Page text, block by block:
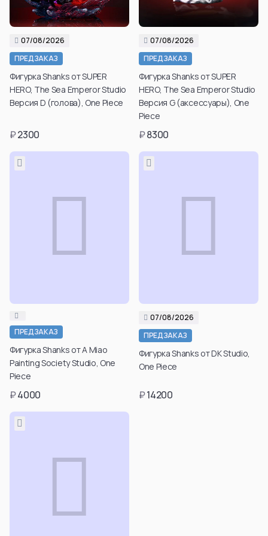
Aura
Himmel
Yubel
Fern / Фрирен
Friren
Marcille Donato
Смотреть все
Hyskoa / Хисока
Hisoka Morou
Alluka Zoldyck
Isaac Netero
Смотреть все
07/08/2026
ПРЕДЗАКАЗ
Фигурка Shanks от SUPER
HERO, The Sea Emperor Studio
Версия D (голова), One Piece
₽2300
07/08/2026
ПРЕДЗАКАЗ
Фигурка Shanks от SUPER
HERO, The Sea Emperor Studio
Версия G (аксессуары), One
Piece
₽8300
Подтвердить свой
просмотра таких
товаров вы можете
после регистрации.
ПРЕДЗАКАЗ
Фигурка Shanks от A Miao
Painting Society Studio, One
Piece
₽4000
Подтвердить свой
возраст для
просмотра таких
товаров вы можете
после регистрации.
07/08/2026
ПРЕДЗАКАЗ
Фигурка Shanks от DK Studio,
One Piece
₽14200